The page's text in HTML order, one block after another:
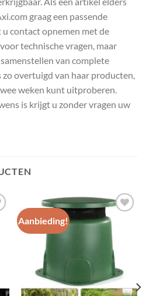
graag een passende
contact opnemen met de
technische vragen, maar
van complete
overtuigd van haar producten,
weken kunt uitproberen.
is krijgt u zonder vragen uw
Aanbieding!
Toevoegen
aan
wenslijst